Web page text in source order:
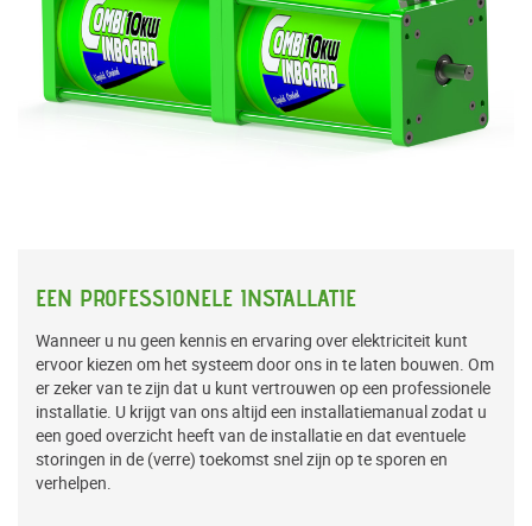
EEN PROFESSIONELE INSTALLATIE
Wanneer u nu geen kennis en ervaring over elektriciteit kunt
ervoor kiezen om het systeem door ons in te laten bouwen. Om
er zeker van te zijn dat u kunt vertrouwen op een professionele
installatie. U krijgt van ons altijd een installatiemanual zodat u
een goed overzicht heeft van de installatie en dat eventuele
storingen in de (verre) toekomst snel zijn op te sporen en
verhelpen.